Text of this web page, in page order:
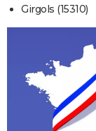
Girgols (15310)